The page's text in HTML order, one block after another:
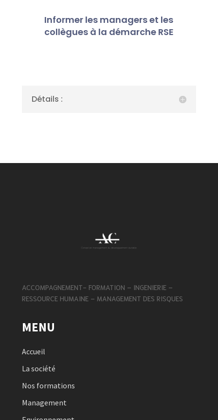
Informer les managers et les
collègues à la démarche RSE
Détails :
ACCOMPAGNEMENT- FORMATION – INGENIERIE –
RESSOURCE HUMAINE – MANAGEMENT DES RISQUES
MENU
Accueil
La société
Nos formations
Management